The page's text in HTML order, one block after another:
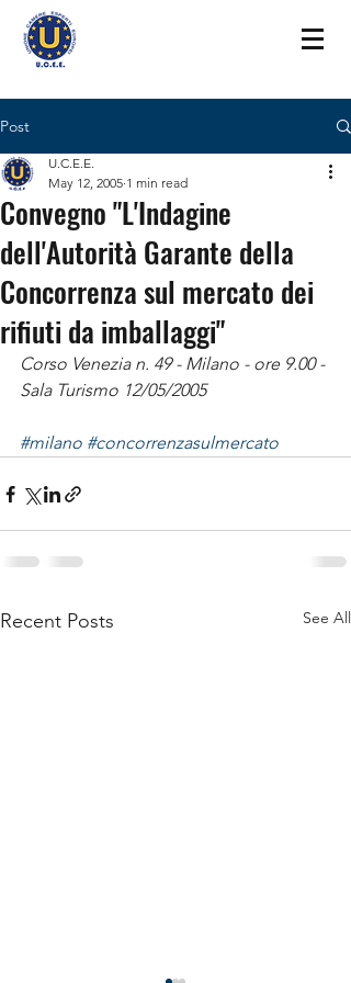
Post
Convegno "L'Indagine
dell'Autorità Garante della
Concorrenza sul mercato dei
rifiuti da imballaggi"
U.C.E.E.
May 12, 2005 1 min read
Corso Venezia n. 49 - Milano - ore 9.00 -
Sala Turismo 12/05/2005
#milano #concorrenzasulmercato
Recent Posts See All